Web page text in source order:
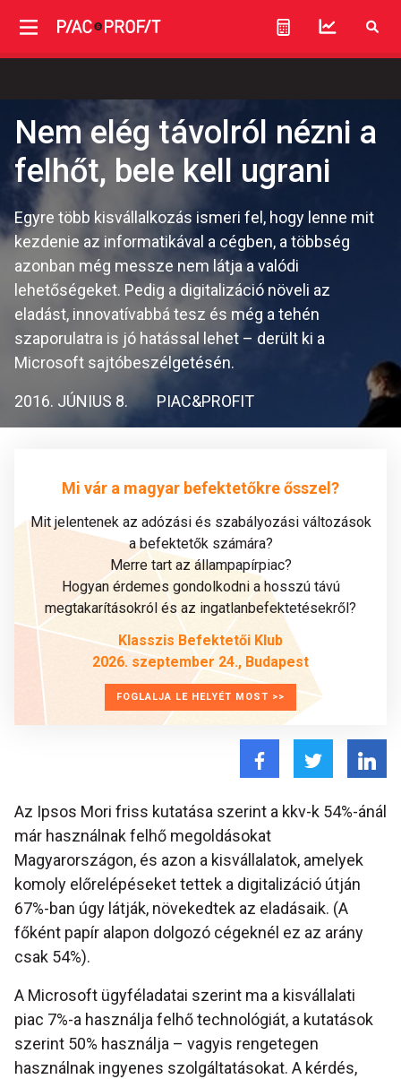
Nem elég távolról nézni a
felhőt, bele kell ugrani
Egyre több kisvállalkozás ismeri fel, hogy lenne mit
kezdenie az informatikával a cégben, a többség
azonban még messze nem látja a valódi
lehetőségeket. Pedig a digitalizáció növeli az
eladást, innovatívabbá tesz és még a tehén
szaporulatra is jó hatással lehet – derült ki a
Microsoft sajtóbeszélgetésén.
2016. JÚNIUS 8. PIAC&PROFIT
Mi vár a magyar befektetőkre ősszel?
Mit jelentenek az adózási és szabályozási változások
a befektetők számára?
Merre tart az állampapírpiac?
Hogyan érdemes gondolkodni a hosszú távú
megtakarításokról és az ingatlanbefektetésekről?
Klasszis Befektetői Klub
2026. szeptember 24., Budapest
FOGLALJA LE HELYÉT MOST >>
Az Ipsos Mori friss kutatása szerint a kkv-k 54%-ánál
már használnak felhő megoldásokat
Magyarországon, és azon a kisvállalatok, amelyek
komoly előrelépéseket tettek a digitalizáció útján
67%-ban úgy látják, növekedtek az eladásaik. (A
főként papír alapon dolgozó cégeknél ez az arány
csak 54%).
A Microsoft ügyféladatai szerint ma a kisvállalati
piac 7%-a használja felhő technológiát, a kutatások
szerint 50% használja – vagyis rengetegen
használnak ingyenes szolgáltatásokat. A kérdés,